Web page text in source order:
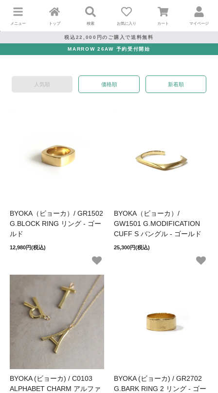
メニュー トップ 検索 お気に入り カート マイページ
税込22,000円のご購入で送料無料
MARROW 26AW 予約受付開始
人気順 価格順 新着順
BYOKA（ビョーカ）/ GR1502
G.BLOCK RING リング - ゴー
ルド
12,980円(税込)
BYOKA（ビョーカ）/
GW1501 G.MODIFICATION
CUFF S バングル - ゴールド
25,300円(税込)
BYOKA (ビョーカ) / C0103
ALPHABET CHARM アルファ
BYOKA (ビョーカ) / GR2702
G.BARK RING 2 リング - ゴー